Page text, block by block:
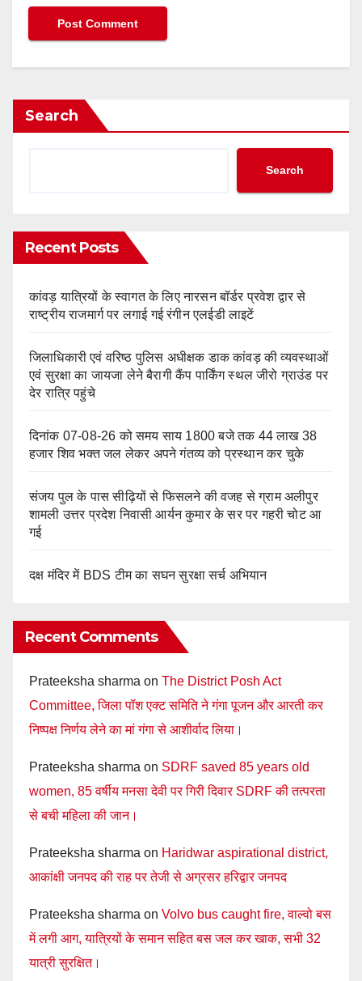
Search
Search
Recent Posts
कांवड़ यात्रियों के स्वागत के लिए नारसन बॉर्डर प्रवेश द्वार से
राष्ट्रीय राजमार्ग पर लगाई गई रंगीन एलईडी लाइटें
जिलाधिकारी एवं वरिष्ठ पुलिस अधीक्षक डाक कांवड़ की व्यवस्थाओं
एवं सुरक्षा का जायजा लेने बैरागी कैंप पार्किंग स्थल जीरो ग्राउंड पर
देर रात्रि पहुंचे
दिनांक 07-08-26 को समय साय 1800 बजे तक 44 लाख 38
हजार शिव भक्त जल लेकर अपने गंतव्य को प्रस्थान कर चुके
संजय पुल के पास सीढ़ियों से फिसलने की वजह से ग्राम अलीपुर
शामली उत्तर प्रदेश निवासी आर्यन कुमार के सर पर गहरी चोट आ
गई
दक्ष मंदिर में BDS टीम का सघन सुरक्षा सर्च अभियान
Recent Comments
Prateeksha sharma on The District Posh Act
Committee, जिला पॉश एक्ट समिति ने गंगा पूजन और आरती कर
निष्पक्ष निर्णय लेने का मां गंगा से आशीर्वाद लिया।
Prateeksha sharma on SDRF saved 85 years old
women, 85 वर्षीय मनसा देवी पर गिरी दिवार SDRF की तत्परता
से बची महिला की जान।
Prateeksha sharma on Haridwar aspirational district,
आकांक्षी जनपद की राह पर तेजी से अग्रसर हरिद्वार जनपद
Prateeksha sharma on Volvo bus caught fire, वाल्वो बस
में लगी आग, यात्रियों के समान सहित बस जल कर खाक, सभी 32
यात्री सुरक्षित।